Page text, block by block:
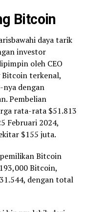
Bitcoin
daya tarik
investor
oleh CEO
Bitcoin terkenal,
nya dengan
Pembelian
rata-rata $51.813
Februari 2024,
$155 juta.
Bitcoin
Bitcoin,
dengan total